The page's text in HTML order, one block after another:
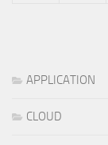
APPLICATION
CLOUD